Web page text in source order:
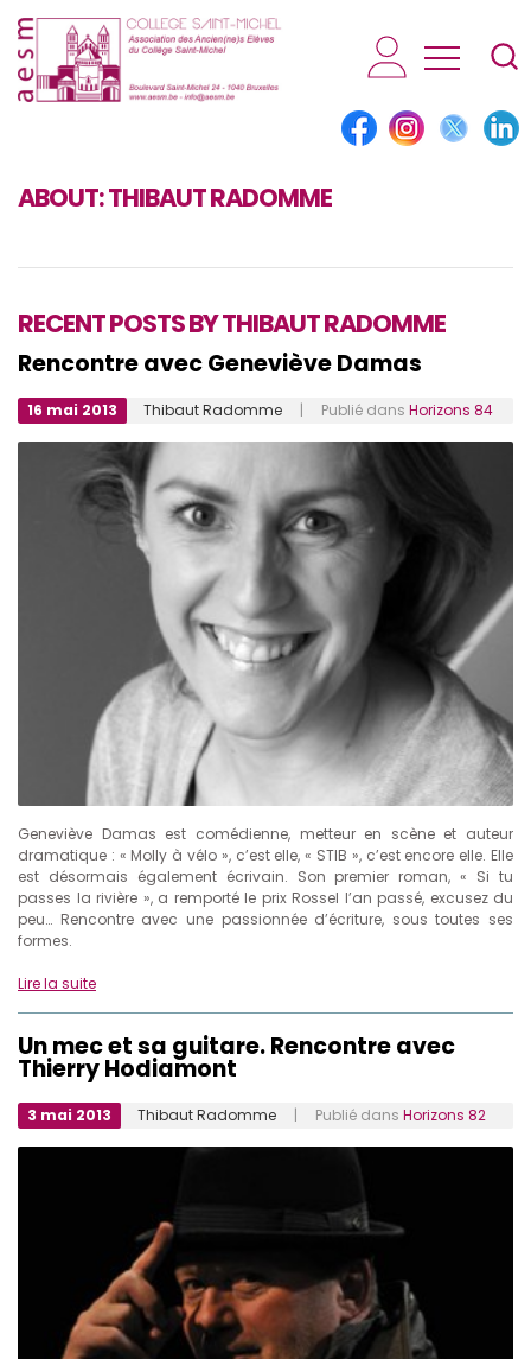
AESM...
ABOUT:THIBAUT RADOMME
RECENT POSTS BY THIBAUT RADOMME
Rencontre avec Geneviève Damas
16 mai 2013 Thibaut Radomme | Publié dans Horizons 84
Geneviève Damas est comédienne, metteur en scène et auteur
dramatique : « Molly à vélo », c’est elle, « STIB », c’est encore elle. Elle
est désormais également écrivain. Son premier roman, « Si tu
passes la rivière », a remporté le prix Rossel l’an passé, excusez du
peu… Rencontre avec une passionnée d’écriture, sous toutes ses
formes.
Lire la suite
Un mec et sa guitare. Rencontre avec
Thierry Hodiamont
3 mai 2013 Thibaut Radomme | Publié dans Horizons 82